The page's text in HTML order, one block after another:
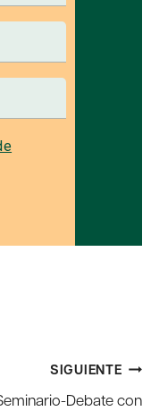
SIGUIENTE
Debate con